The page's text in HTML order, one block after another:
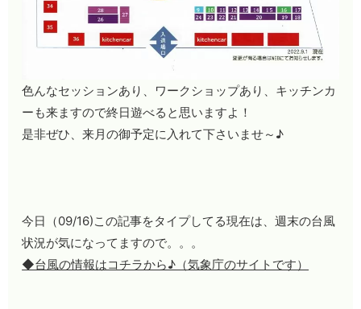
色んなセッションあり、ワークショップあり、キッチンカ
ーも来ますので終日遊べると思いますよ！
是非ぜひ、来月の御予定に入れて下さいませ～♪
今日（09/16)この記事をタイプしてる現在は、週末の台風
状況が気になってますので。。。
◆台風の情報はコチラから♪（気象庁のサイトです）